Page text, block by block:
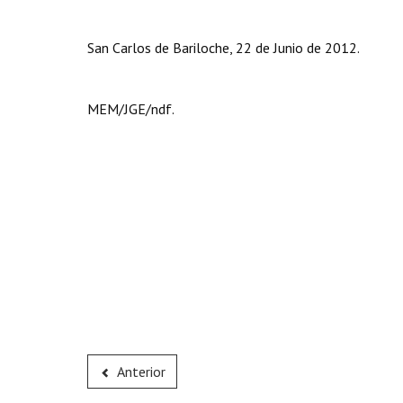
San Carlos de Bariloche, 22 de Junio de 2012.
MEM/JGE/ndf.
Anterior